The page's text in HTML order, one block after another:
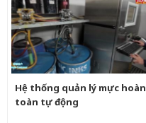
Hệ thống quản lý mực hoàn
toàn tự động